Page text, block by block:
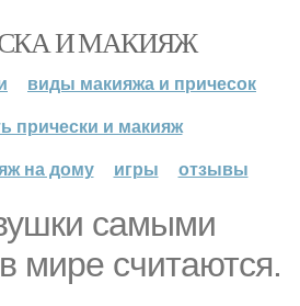
И МАКИЯЖ
виды макияжа и причесок
прически и макияж
на дому
игры отзывы
самыми
мире считаются.